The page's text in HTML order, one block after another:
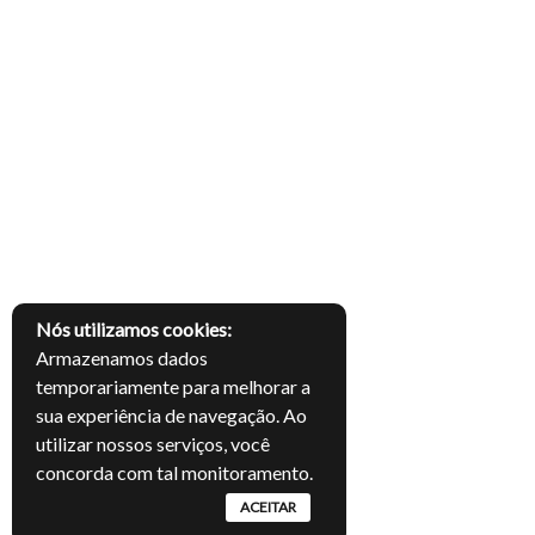
Nós utilizamos cookies:
Armazenamos dados
temporariamente para melhorar a
sua experiência de navegação. Ao
utilizar nossos serviços, você
concorda com tal monitoramento.
ACEITAR